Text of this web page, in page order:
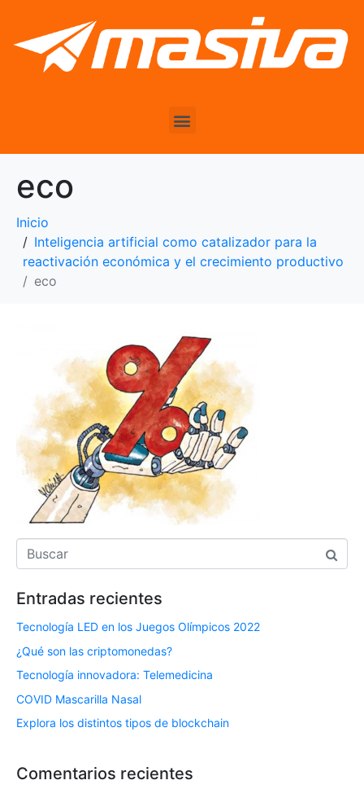
eco
Inicio
Inteligencia artificial como catalizador para la
reactivación económica y el crecimiento productivo
eco
Entradas recientes
Tecnología LED en los Juegos Olímpicos 2022
¿Qué son las criptomonedas?
Tecnología innovadora: Telemedicina
COVID Mascarilla Nasal
Explora los distintos tipos de blockchain
Comentarios recientes